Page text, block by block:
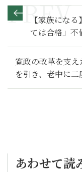
【家族にな
ては合格」不
理由～その１
寛政の改革を支
を引き、老中に
伝】
あわせて読